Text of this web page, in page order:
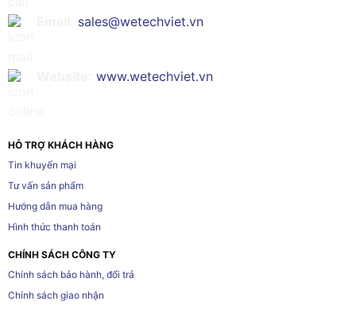
sales@wetechviet.vn
www.wetechviet.vn
HỖ TRỢ KHÁCH HÀNG
Tin khuyến mại
Tư vấn sản phẩm
Hướng dẫn mua hàng
Hình thức thanh toán
CHÍNH SÁCH CÔNG TY
Chính sách bảo hành, đổi trả
Chính sách giao nhận